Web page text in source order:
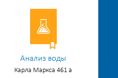
Анализ воды
Карла Маркса 461 а